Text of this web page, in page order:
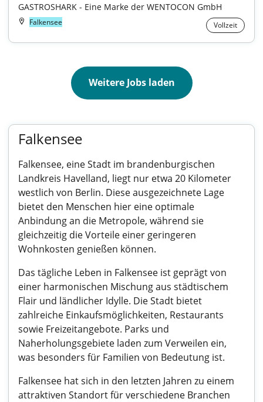
GASTROSHARK - Eine Marke der WENTOCON GmbH
Falkensee Vollzeit
Weitere Jobs laden
Falkensee
Falkensee, eine Stadt im brandenburgischen
Landkreis Havelland, liegt nur etwa 20 Kilometer
westlich von Berlin. Diese ausgezeichnete Lage
bietet den Menschen hier eine optimale
Anbindung an die Metropole, während sie
gleichzeitig die Vorteile einer geringeren
Wohnkosten genießen können.
Das tägliche Leben in Falkensee ist geprägt von
einer harmonischen Mischung aus städtischem
Flair und ländlicher Idylle. Die Stadt bietet
zahlreiche Einkaufsmöglichkeiten, Restaurants
sowie Freizeitangebote. Parks und
Naherholungsgebiete laden zum Verweilen ein,
was besonders für Familien von Bedeutung ist.
Falkensee hat sich in den letzten Jahren zu einem
attraktiven Standort für verschiedene Branchen